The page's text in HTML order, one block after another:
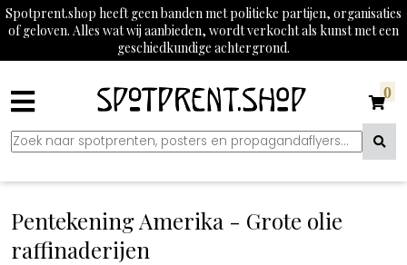
Spotprent.shop heeft geen banden met politieke partijen, organisaties
of geloven. Alles wat wij aanbieden, wordt verkocht als kunst met een
geschiedkundige achtergrond.
0
Pentekening Amerika - Grote olie
raffinaderijen